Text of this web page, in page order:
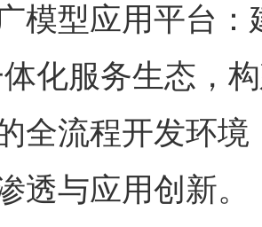
型应用平台：
体化服务生态，
全流程开发环
透与应用创新。